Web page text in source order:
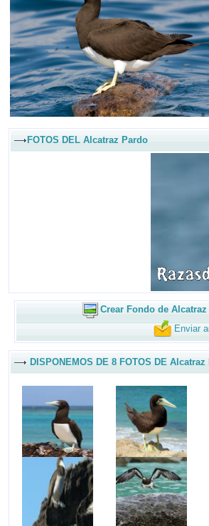
FOTOS DEL Alcatraz Pardo
Crear Fondo de
Enviar
DISPONEMOS DE 8 FOTOS DE Alcatraz